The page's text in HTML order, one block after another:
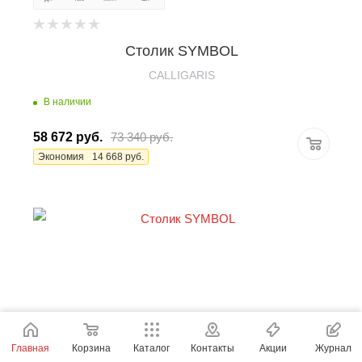
Столик SYMBOL
CALLIGARIS
В наличии
58 672 руб. 73 340руб.
Экономия 14 668 руб.
Главная Корзина Каталог Контакты Акции Журнал